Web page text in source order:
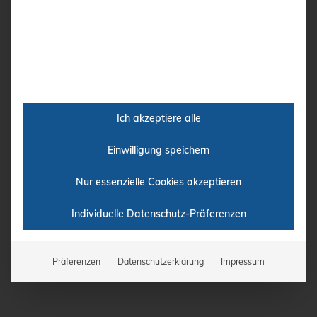
Workshop – Teil II – Fetales
Ich akzeptiere alle
Einwilligung speichern
Nur essenzielle Cookies akzeptieren
Individuelle Datenschutz-Präferenzen
Präferenzen Datenschutzerklärung Impressum